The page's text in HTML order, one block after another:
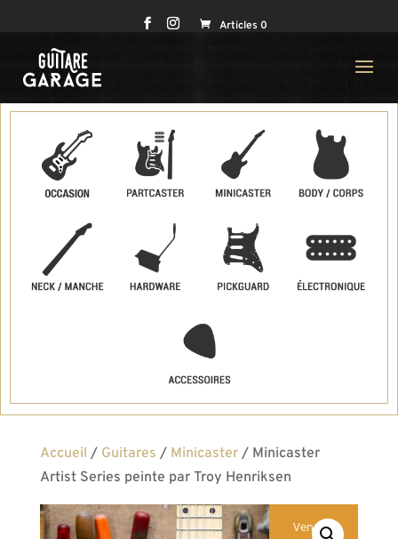
Articles 0
Accueil / Guitares / Minicaster/ Minicaster
Artist Series peinte par Troy Henriksen
Vendue